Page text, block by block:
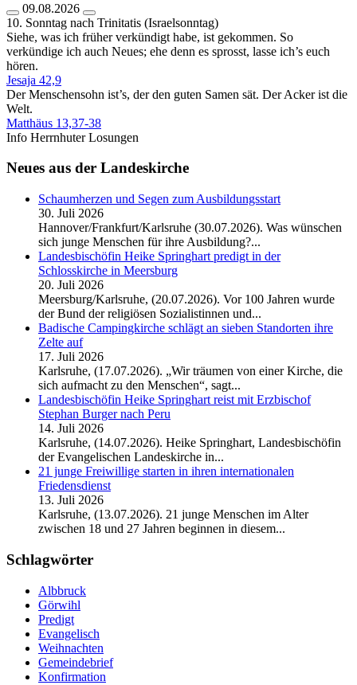
09.08.2026
10. Sonntag nach Trinitatis (Israelsonntag)
Siehe, was ich früher verkündigt habe, ist gekommen. So
verkündige ich auch Neues; ehe denn es sprosst, lasse ich’s euch
hören.
Jesaja 42,9
Der Menschensohn ist’s, der den guten Samen sät. Der Acker ist die
Welt.
Matthäus 13,37-38
Info Herrnhuter Losungen
Neues aus der Landeskirche
Schaumherzen und Segen zum Ausbildungsstart
30. Juli 2026
Hannover/Frankfurt/Karlsruhe (30.07.2026). Was wünschen
sich junge Menschen für ihre Ausbildung?...
Landesbischöfin Heike Springhart predigt in der
Schlosskirche in Meersburg
20. Juli 2026
Meersburg/Karlsruhe, (20.07.2026). Vor 100 Jahren wurde
der Bund der religiösen Sozialistinnen und...
Badische Campingkirche schlägt an sieben Standorten ihre
Zelte auf
17. Juli 2026
Karlsruhe, (17.07.2026). „Wir träumen von einer Kirche, die
sich aufmacht zu den Menschen“, sagt...
Landesbischöfin Heike Springhart reist mit Erzbischof
Stephan Burger nach Peru
14. Juli 2026
Karlsruhe, (14.07.2026). Heike Springhart, Landesbischöfin
der Evangelischen Landeskirche in...
21 junge Freiwillige starten in ihren internationalen
Friedensdienst
13. Juli 2026
Karlsruhe, (13.07.2026). 21 junge Menschen im Alter
zwischen 18 und 27 Jahren beginnen in diesem...
Schlagwörter
Albbruck
Görwihl
Predigt
Evangelisch
Weihnachten
Gemeindebrief
Konfirmation